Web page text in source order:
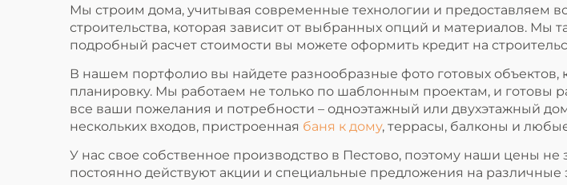
Мы строим дома, учитывая современные технологии и предоставляем
строительства, которая зависит от выбранных опций и материалов. Мы
подробный расчет стоимости вы можете оформить кредит на
В нашем портфолио вы найдете разнообразные фото готовых
планировку. Мы работаем не только по шаблонным проектам, и готовы
все ваши пожелания и потребности – одноэтажный или двухэтажный
нескольких входов, пристроенная баня к дому, террасы, балконы и
У нас свое собственное производство в Пестово, поэтому наши цены не
постоянно действуют акции и специальные предложения на различные